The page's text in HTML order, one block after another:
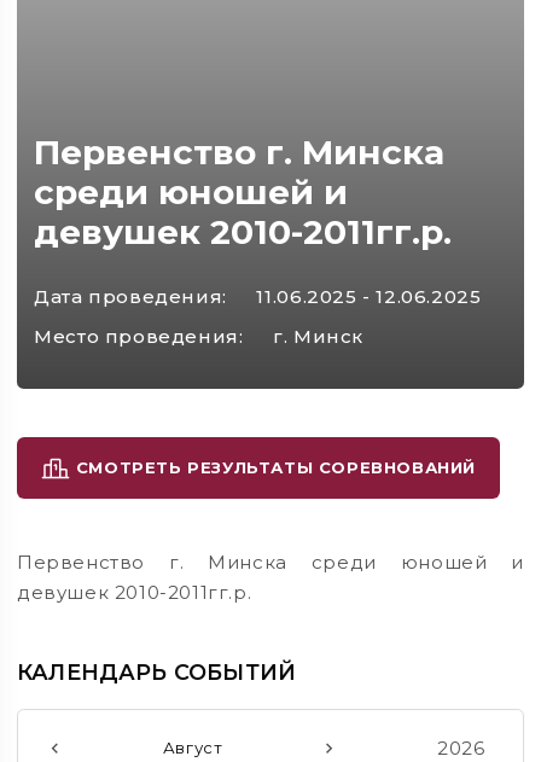
Первенство г. Минска
среди юношей и
девушек 2010-2011гг.р.
Дата проведения:
11.06.2025 - 12.06.2025
Место проведения:
г. Минск
СМОТРЕТЬ РЕЗУЛЬТАТЫ СОРЕВНОВАНИЙ
Первенство г. Минска среди юношей и
девушек 2010-2011гг.р.
КАЛЕНДАРЬ СОБЫТИЙ
Август 2026